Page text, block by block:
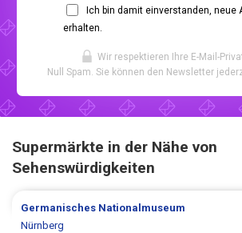
Ich bin damit einverstanden, neue
erhalten.
Wir respektieren Ihre E-Mail-
Null Spam. Sie können den Newsletter
Supermärkte in der Nähe von
Sehenswürdigkeiten
Germanisches Nationalmuseum
Nürnberg